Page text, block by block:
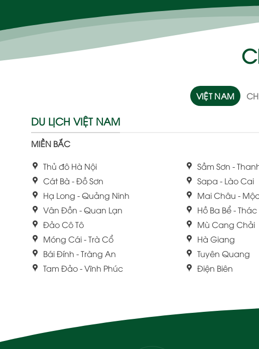
VIỆT NAM
DU LỊCH VIỆT NAM
MIỀN BẮC
Thủ đô Hà Nội
Cát Bà - Đồ Sơn
Hạ Long - Quảng Ninh
Vân Đồn - Quan Lạn
Đảo Cô Tô
Móng Cái - Trà Cổ
Bái Đính - Tràng An
Tam Đảo - Vĩnh Phúc
Sầm Sơn -
Sapa - Lào Cai
Mai Châu -
Hồ Ba Bể -
Mù Cang Chải
Hà Giang
Tuyên Quang
Điện Biên